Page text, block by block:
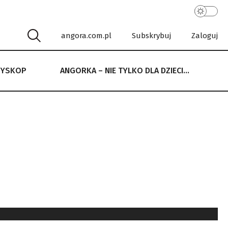
angora.com.pl Subskrybuj Zaloguj
ANGORKA – NIE TYLKO DLA DZIECI…
NIE TYLKO DLA DZIECI…